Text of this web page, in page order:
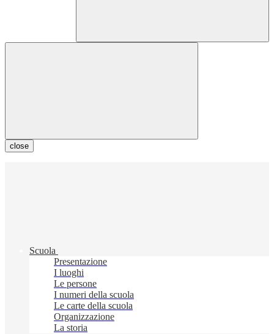
close
Scuola
Presentazione
I luoghi
Le persone
I numeri della scuola
Le carte della scuola
Organizzazione
La storia